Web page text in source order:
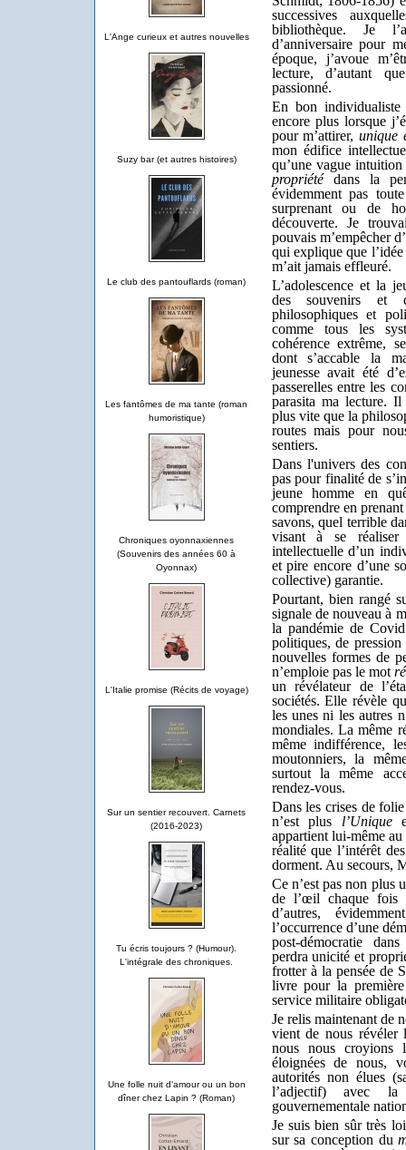
L'Ange curieux et autres nouvelles
Suzy bar (et autres histoires)
Le club des pantouflards (roman)
Les fantômes de ma tante (roman
humoristique)
Chroniques oyonnaxiennes
(Souvenirs des années 60 à
Oyonnax)
L'Italie promise (Récits de voyage)
Sur un sentier recouvert. Carnets
(2016-2023)
Tu écris toujours ? (Humour).
L'intégrale des chroniques.
Une folle nuit d'amour ou un bon
dîner chez Lapin ? (Roman)
successives
bibliothèque. Je
d’anniversaire pour
époque, j’avoue
lecture, d’autant
passionné.
En bon
encore plus lorsque
pour m’attirer,unique
mon édifice
qu’une vague
propriétédans la
évidemment pas
surprenant ou de
découverte. Je
pouvais m’empêcher
qui explique que
m’ait jamais effleuré.
L’adolescence et la
des souvenirs et
philosophiques et
comme tous les
cohérence extrême,
dont s’accable la
jeunesse avait été
passerelles entre les
parasita ma lecture.
plus vite que la
routes mais pour
sentiers.
Dans l'univers des
pas pour finalité de
jeune homme en
comprendre en
savons, quel terrible
visant à se réaliser
intellectuelle d’un
et pire encore d’une
collective) garantie.
Pourtant, bien rangé
signale de nouveau à
la pandémie de
politiques, de
nouvelles formes de
n’emploie pas le mot
un révélateur de
sociétés. Elle révèle
les unes ni les autres
mondiales. La même
même indifférence,
moutonniers, la
surtout la même
rendez-vous.
Dans les crises de
n’est plus l’Unique
appartient lui-même
réalité que l’intérêt
dorment. Au secours,
Ce n’est pas non plus
de l’œil chaque fois
d’autres,
l’occurrence d’une
post-démocratie
perdra unicité et
frotter à la pensée de
livre pour la
service militaire
Je relis maintenant de
vient de nous révéler
nous nous croyions
éloignées de nous,
autorités non élues
l’adjectif) avec
gouvernementale
Je suis bien sûr très
sur sa conception du